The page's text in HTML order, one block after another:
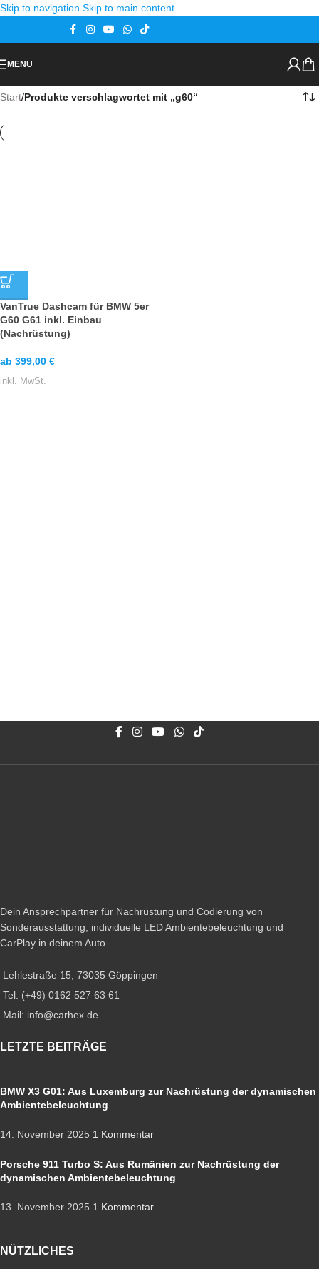
Skip to navigation Skip to main content
MENU
Start/Produkte verschlagwortet mit „g60“
VanTrue Dashcam für BMW 5er
G60 G61 inkl. Einbau
(Nachrüstung)
ab 399,00 €
inkl. MwSt.
Dein Ansprechpartner für Nachrüstung und Codierung von
Sonderausstattung, individuelle LED Ambientebeleuchtung und
CarPlay in deinem Auto.
Lehlestraße 15, 73035 Göppingen
Tel: (+49) 0162 527 63 61
Mail: info@carhex.de
LETZTE BEITRÄGE
BMW X3 G01: Aus Luxemburg zur Nachrüstung der dynamischen
Ambientebeleuchtung
14. November 2025 1 Kommentar
Porsche 911 Turbo S: Aus Rumänien zur Nachrüstung der
dynamischen Ambientebeleuchtung
13. November 2025 1 Kommentar
NÜTZLICHES